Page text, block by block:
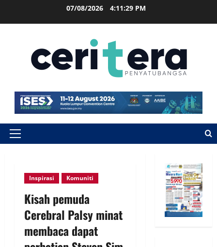
07/08/2026 4:11:30 PM
Inspirasi Komuniti
Kisah pemuda
Cerebral Palsy minat
membaca dapat